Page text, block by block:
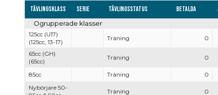
Tävlingsklass Serie Tävlingsstatus Betalda
Ogrupperade klasser
125cc (U17)
(125cc, 13-17)
Träning 0
65cc (GH)
(65cc)
Träning 0
85cc Träning
0
Nybörjare 50-
Träning 0